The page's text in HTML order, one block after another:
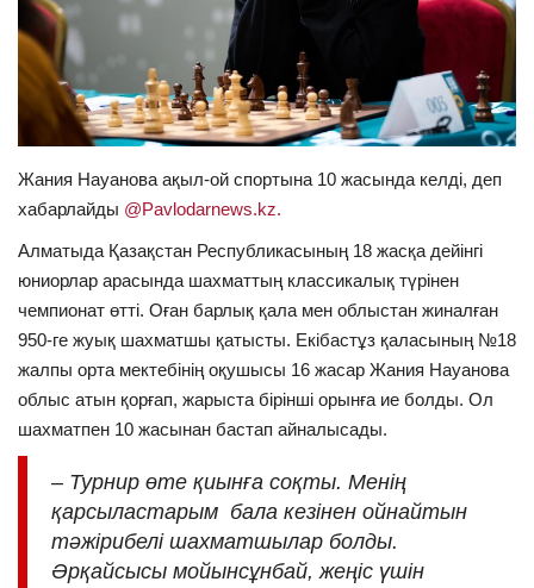
ОЙЫН-САУЫҚ
АРНАЙЫ ЖОБА
Құрылтай
Тілді тандаңыз
Қазақша
Жания Науанова ақыл-ой спортына 10 жасында келді, деп
хабарлайды @Pavlodarnews.kz.
Алматыда Қазақстан Республикасының 18 жасқа дейінгі
юниорлар арасында шахматтың классикалық түрінен
чемпионат өтті. Оған барлық қала мен облыстан жиналған
950-ге жуық шахматшы қатысты. Екібастұз қаласының №18
жалпы орта мектебінің оқушысы 16 жасар Жания Науанова
облыс атын қорғап, жарыста бірінші орынға ие болды. Ол
шахматпен 10 жасынан бастап айналысады.
– Турнир өте қиынға соқты. Менің
қарсыластарым бала кезінен ойнайтын
тәжірибелі шахматшылар болды.
Әрқайсысы мойынсұнбай, жеңіс үшін